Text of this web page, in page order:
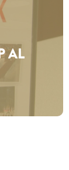
AL